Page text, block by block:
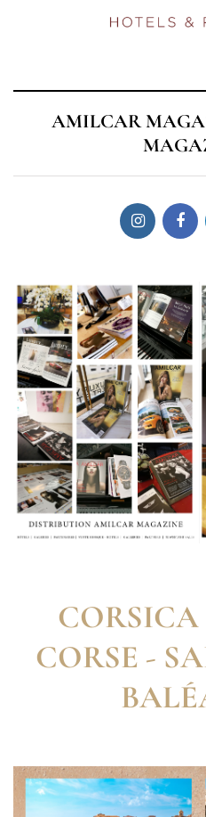
AMILCAR
CORSICA
CORSE -